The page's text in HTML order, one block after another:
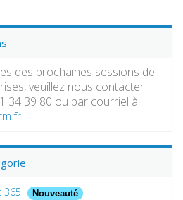
des prochaines sessions de
veuillez nous contacter
34 39 80 ou par courriel à
365 Nouveauté